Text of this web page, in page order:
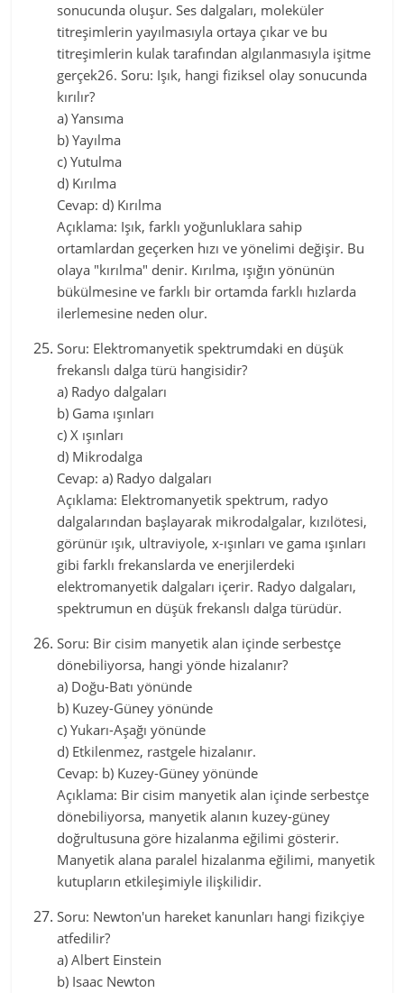
sonucunda oluşur. Ses dalgaları, moleküler
titreşimlerin yayılmasıyla ortaya çıkar ve bu
titreşimlerin kulak tarafından algılanmasıyla işitme
gerçek26. Soru: Işık, hangi fiziksel olay sonucunda
kırılır?
a) Yansıma
b) Yayılma
c) Yutulma
d) Kırılma
Cevap: d) Kırılma
Açıklama: Işık, farklı yoğunluklara sahip
ortamlardan geçerken hızı ve yönelimi değişir. Bu
olaya "kırılma" denir. Kırılma, ışığın yönünün
bükülmesine ve farklı bir ortamda farklı hızlarda
ilerlemesine neden olur.
Soru: Elektromanyetik spektrumdaki en düşük
frekanslı dalga türü hangisidir?
a) Radyo dalgaları
b) Gama ışınları
c) X ışınları
d) Mikrodalga
Cevap: a) Radyo dalgaları
Açıklama: Elektromanyetik spektrum, radyo
dalgalarından başlayarak mikrodalgalar, kızılötesi,
görünür ışık, ultraviyole, x-ışınları ve gama ışınları
gibi farklı frekanslarda ve enerjilerdeki
elektromanyetik dalgaları içerir. Radyo dalgaları,
spektrumun en düşük frekanslı dalga türüdür.
Soru: Bir cisim manyetik alan içinde serbestçe
dönebiliyorsa, hangi yönde hizalanır?
a) Doğu-Batı yönünde
b) Kuzey-Güney yönünde
c) Yukarı-Aşağı yönünde
d) Etkilenmez, rastgele hizalanır.
Cevap: b) Kuzey-Güney yönünde
Açıklama: Bir cisim manyetik alan içinde serbestçe
dönebiliyorsa, manyetik alanın kuzey-güney
doğrultusuna göre hizalanma eğilimi gösterir.
Manyetik alana paralel hizalanma eğilimi, manyetik
kutupların etkileşimiyle ilişkilidir.
Soru: Newton'un hareket kanunları hangi fizikçiye
atfedilir?
a) Albert Einstein
b) Isaac Newton